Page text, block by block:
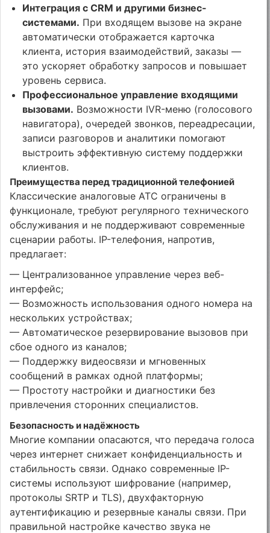
Интеграция с CRM и другими бизнес-
системами. При входящем вызове на экране
автоматически отображается карточка
клиента, история взаимодействий, заказы —
это ускоряет обработку запросов и повышает
уровень сервиса.
Профессиональное управление входящими
вызовами. Возможности IVR-меню (голосового
навигатора), очередей звонков, переадресации,
записи разговоров и аналитики помогают
выстроить эффективную систему поддержки
клиентов.
Преимущества перед традиционной телефонией
Классические аналоговые АТС ограничены в
функционале, требуют регулярного технического
обслуживания и не поддерживают современные
сценарии работы. IP-телефония, напротив,
предлагает:
— Централизованное управление через веб-
интерфейс;
— Возможность использования одного номера на
нескольких устройствах;
— Автоматическое резервирование вызовов при
сбое одного из каналов;
— Поддержку видеосвязи и мгновенных
сообщений в рамках одной платформы;
— Простоту настройки и диагностики без
привлечения сторонних специалистов.
Безопасность и надёжность
Многие компании опасаются, что передача голоса
через интернет снижает конфиденциальность и
стабильность связи. Однако современные IP-
системы используют шифрование (например,
протоколы SRTP и TLS), двухфакторную
аутентификацию и резервные каналы связи. При
правильной настройке качество звука не